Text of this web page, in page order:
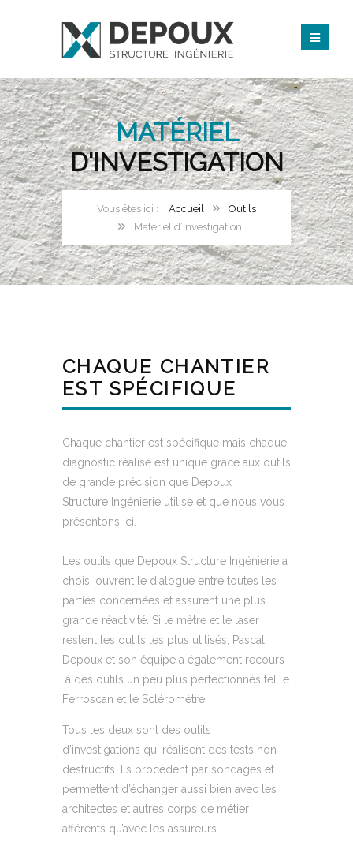
MATÉRIEL
D'INVESTIGATION
Accueil
Outils
Matériel d’investigation
CHAQUE CHANTIER
EST SPÉCIFIQUE
Chaque chantier est spécifique mais chaque
diagnostic réalisé est unique grâce aux outils
de grande précision que Depoux
Structure Ingénierie utilise et que nous vous
présentons ici.
Les outils que Depoux Structure Ingénierie a
choisi ouvrent le dialogue entre toutes les
parties concernées et assurent une plus
grande réactivité. Si le mètre et le laser
restent les outils les plus utilisés, Pascal
Depoux et son équipe a également recours
à des outils un peu plus perfectionnés tel le
Ferroscan et le Scléromètre.
Tous les deux sont des outils
d’investigations qui réalisent des tests non
destructifs. Ils procèdent par sondages et
permettent d’échanger aussi bien avec les
architectes et autres corps de métier
afférents qu’avec les assureurs.